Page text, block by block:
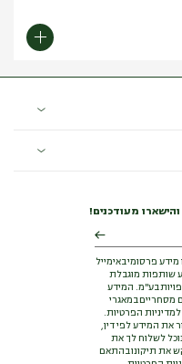
מעודכנים!
פרסומי באימייל
שותפות מוגבלת
בע"מ. המידע
מסחריים במאגרי
הפרטיות.
את המידע לפי דין,
לשלוח לך את
את תיקונו בהתאם